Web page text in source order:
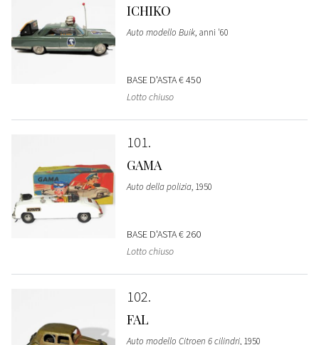
ICHIKO
Auto modello Buik, anni '60
BASE D'ASTA€ 450
Lotto chiuso
101
GAMA
Auto della polizia, 1950
BASE D'ASTA€ 260
Lotto chiuso
102
FAL
Auto modello Citroen 6 cilindri, 1950